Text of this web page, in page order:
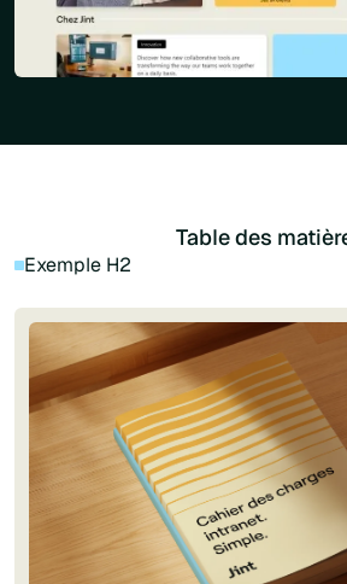
Table des
Exemple H2